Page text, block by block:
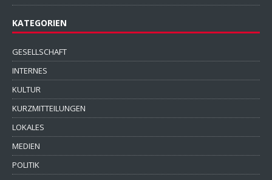
KATEGORIEN
GESELLSCHAFT
INTERNES
KULTUR
KURZMITTEILUNGEN
LOKALES
MEDIEN
POLITIK